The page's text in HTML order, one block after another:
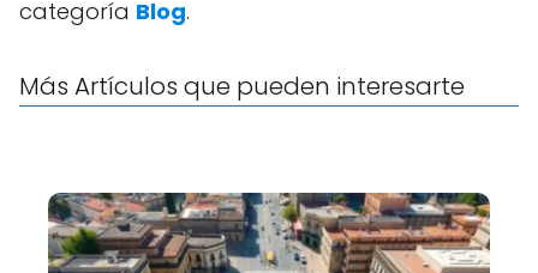
categoría Blog.
Más Artículos que pueden interesarte